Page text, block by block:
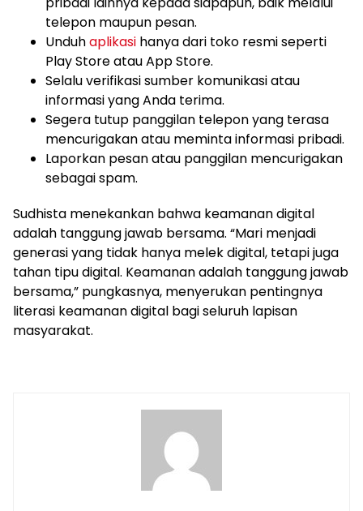
telepon maupun pesan.
Unduhaplikasi hanya dari toko resmi seperti
Play Store atau App Store.
Selalu verifikasi sumber komunikasi atau
informasi yang Anda terima.
Segera tutup panggilan telepon yang terasa
mencurigakan atau meminta informasi pribadi.
Laporkan pesan atau panggilan mencurigakan
sebagai spam.
Sudhista menekankan bahwa keamanan digital
adalah tanggung jawab bersama. “Mari menjadi
generasi yang tidak hanya melek digital, tetapi juga
tahan tipu digital. Keamanan adalah tanggung jawab
bersama,” pungkasnya, menyerukan pentingnya
literasi keamanan digital bagi seluruh lapisan
masyarakat.